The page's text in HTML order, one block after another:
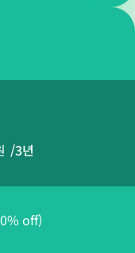
/3년
off)